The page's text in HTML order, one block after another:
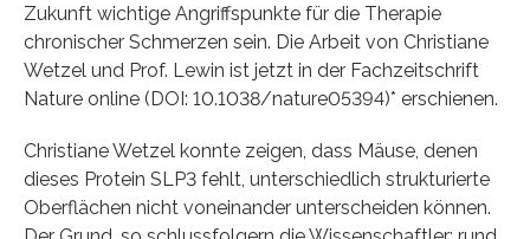
Zukunft wichtige Angriffspunkte für die Therapie
chronischer Schmerzen sein. Die Arbeit von Christiane
Wetzel und Prof. Lewin ist jetzt in der Fachzeitschrift
Nature online (DOI: 10.1038/nature05394)* erschienen.
Christiane Wetzel konnte zeigen, dass Mäuse, denen
dieses Protein SLP3 fehlt, unterschiedlich strukturierte
Oberflächen nicht voneinander unterscheiden können.